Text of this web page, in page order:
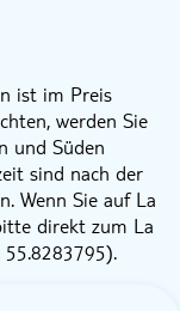
ist im Preis
werden Sie
und Süden
sind nach der
Wenn Sie auf La
direkt zum La